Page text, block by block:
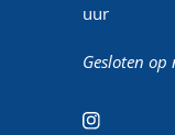
uur
Gesloten op